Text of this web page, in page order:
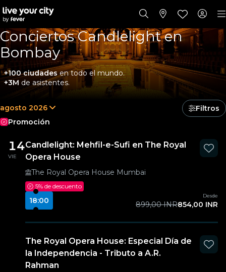
Conciertos Candlelight en
Bombay
+100 ciudadesen todo el mundo.
+3M de asistentes.
agosto 2026
Filtros
Promoción
14
VIE
Candlelight: Mehfil-e-Sufi en The Royal
Opera House
The Royal Opera House Mumbai
5% de descuento
18:00
Desde
899,00 INR854,00 INR
The Royal Opera House: Especial Día de
la Independencia - Tributo a A.R.
Rahman